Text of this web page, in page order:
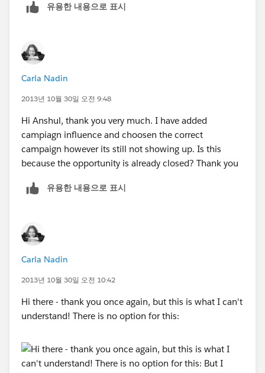
유용한 내용으로 표시
Carla Nadin
2013년 10월 30일 오전 9:48
Hi Anshul, thank you very much. I have added
campiagn influence and choosen the correct
campaign however its still not showing up. Is this
because the opportunity is already closed? Thank you
유용한 내용으로 표시
Carla Nadin
2013년 10월 30일 오전 10:42
Hi there - thank you once again, but this is what I can't
understand! There is no option for this: